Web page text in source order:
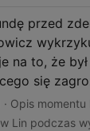
przed
na to, że
się
Opis
Lin podczas